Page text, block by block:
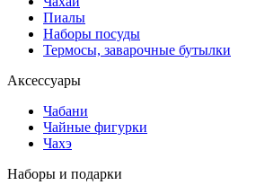
Пиалы
Наборы посуды
Термосы, заварочные бутылки
Аксессуары
Чабани
Чайные фигурки
Чахэ
Наборы и подарки